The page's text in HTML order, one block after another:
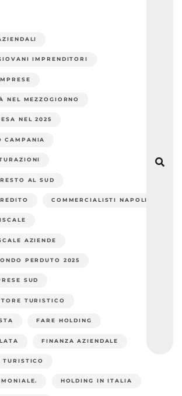
IMPRENDITORI
NEL MEZZOGIORNO
NEL 2025
CAMPANIA
AL SUD
COMMERCIALISTI NAPOLI
AZIENDE
PERDUTO 2025
SUD
TURISTICO
FARE HOLDING
FINANZA AZIENDALE
TURISTICO
HOLDING IN ITALIA